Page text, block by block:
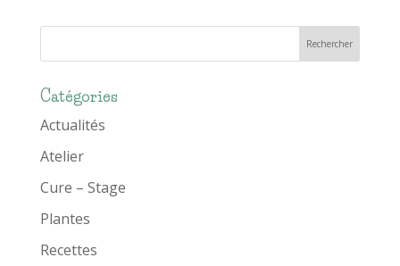
Catégories
Actualités
Atelier
Cure – Stage
Plantes
Recettes